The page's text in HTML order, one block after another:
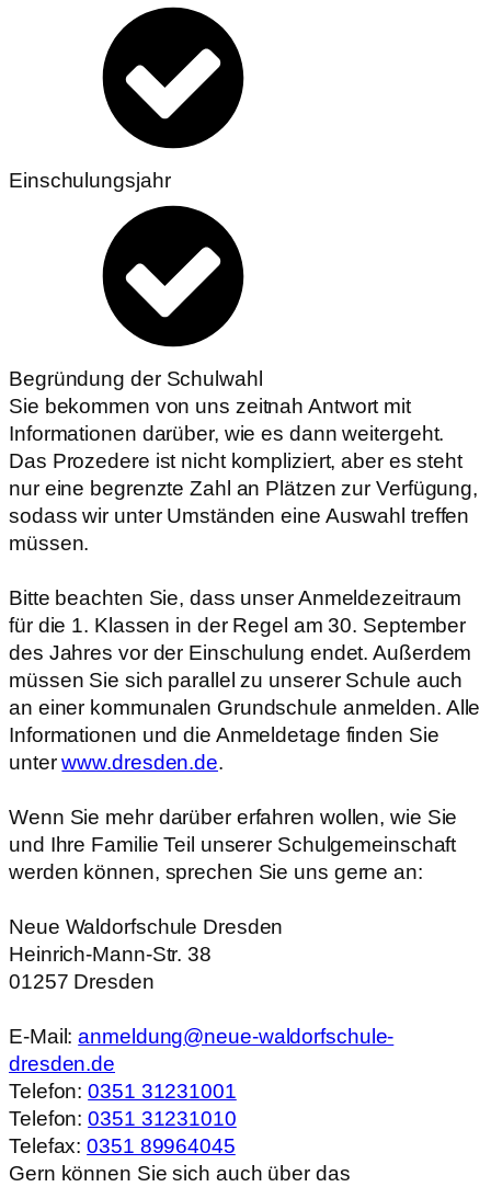
Einschulungsjahr
Begründung der Schulwahl
Sie bekommen von uns zeitnah Antwort mit
Informationen darüber, wie es dann weitergeht.
Das Prozedere ist nicht kompliziert, aber es steht
nur eine begrenzte Zahl an Plätzen zur Verfügung,
sodass wir unter Umständen eine Auswahl treffen
müssen.
Bitte beachten Sie, dass unser Anmeldezeitraum
für die 1. Klassen in der Regel am 30. September
des Jahres vor der Einschulung endet. Außerdem
müssen Sie sich parallel zu unserer Schule auch
an einer kommunalen Grundschule anmelden. Alle
Informationen und die Anmeldetage finden Sie
unterwww.dresden.de.
Wenn Sie mehr darüber erfahren wollen, wie Sie
und Ihre Familie Teil unserer Schulgemeinschaft
werden können, sprechen Sie uns gerne an:
Neue Waldorfschule Dresden
Heinrich-Mann-Str. 38
01257 Dresden
E-Mail:anmeldung@neue-waldorfschule-
dresden.de
Telefon:0351 31231001
Telefon:0351 31231010
Telefax:0351 89964045
Gern können Sie sich auch über das